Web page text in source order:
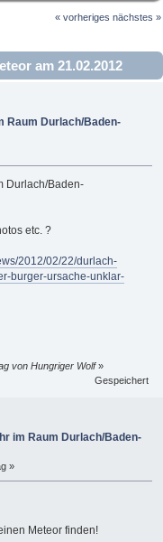
« vorheriges nächstes »
am 21.02.2012
Württemberg?
Raum Durlach/Baden-
Durlach/Baden-
etc. ?
2012/02/22/durlach-
burger-ursache-unklar-
von Hungriger Wolf»
Gespeichert
im Raum Durlach/Baden-
»
Meteor finden!